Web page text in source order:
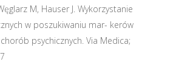
M, Hauser J. Wykorzystanie
w poszukiwaniu mar- kerów
psychicznych. Via Medica;